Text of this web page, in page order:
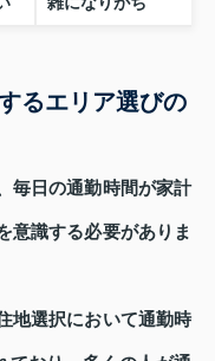
るエリア選びの
毎日の通勤時間が家計
意識する必要がありま
地選択において通勤時